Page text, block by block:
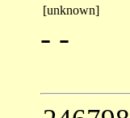
[unknown]
- -